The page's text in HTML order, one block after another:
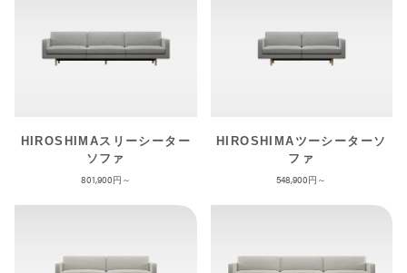
HIROSHIMAスリーシーター
ソファ
801,900
HIROSHIMAツーシーターソ
ファ
548,900